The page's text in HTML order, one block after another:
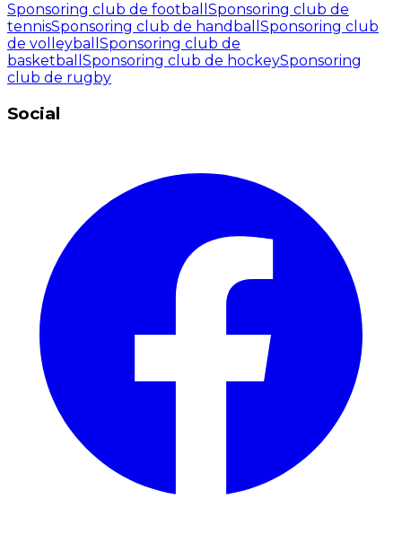
Sponsoring club de football Sponsoring club de
tennisSponsoring club de handball Sponsoring club
de volleyball Sponsoring club de
basketball Sponsoring club de hockeySponsoring
club de rugby
Social